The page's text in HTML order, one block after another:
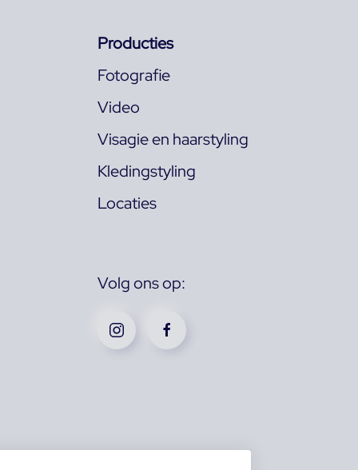
Producties
Fotografie
Video
Visagie en haarstyling
Kledingstyling
Locaties
Volg ons op: